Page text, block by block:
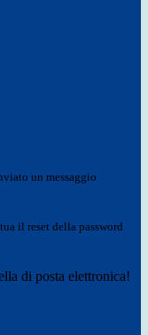
un messaggio
il reset della password
di posta elettronica!